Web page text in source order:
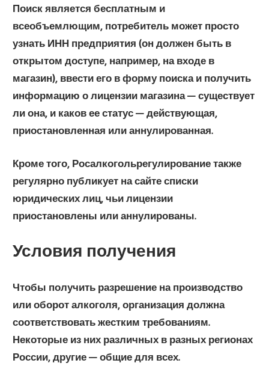
Поиск является бесплатным и
всеобъемлющим, потребитель может просто
узнать ИНН предприятия (он должен быть в
открытом доступе, например, на входе в
магазин), ввести его в форму поиска и получить
информацию о лицензии магазина — существует
ли она, и каков ее статус — действующая,
приостановленная или аннулированная.
Кроме того, Росалкогольрегулирование также
регулярно публикует на сайте списки
юридических лиц, чьи лицензии
приостановлены или аннулированы.
Условия получения
Чтобы получить разрешение на производство
или оборот алкоголя, организация должна
соответствовать жестким требованиям.
Некоторые из них различных в разных регионах
России, другие — общие для всех.